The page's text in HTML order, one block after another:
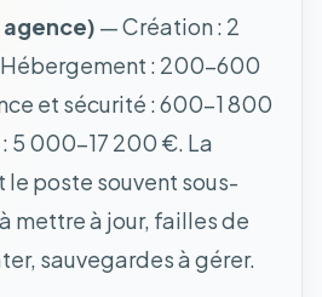
agence) — Création : 2
: 200-600
et sécurité : 600-1 800
5 000-17 200 €. La
le poste souvent sous-
mettre à jour, failles de
sauvegardes à gérer.